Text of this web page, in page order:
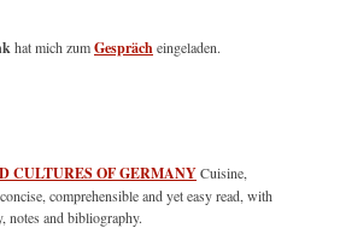
hat mich zumGesprächeingeladen.
CULTURES OF GERMANYCuisine,
comprehensible and yet easy read, with
notes and bibliography.